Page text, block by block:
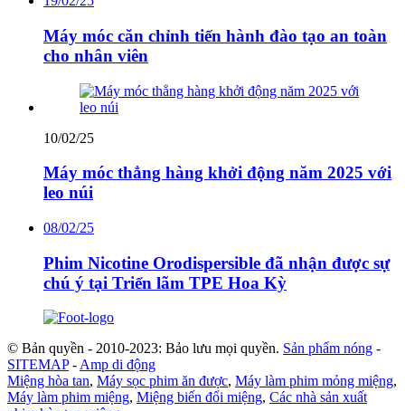
Máy móc căn chỉnh tiến hành đào tạo an toàn
cho nhân viên
10/02/25
Máy móc thẳng hàng khởi động năm 2025 với
leo núi
08/02/25
Phim Nicotine Orodispersible đã nhận được sự
chú ý tại Triển lãm TPE Hoa Kỳ
© Bản quyền - 2010-2023: Bảo lưu mọi quyền. Sản phẩm nóng -
SITEMAP-Amp di động
Miệng hòa tan, Máy sọc phim ăn được, Máy làm phim mỏng miệng,
Máy làm phim miệng, Miệng biến đổi miệng, Các nhà sản xuất